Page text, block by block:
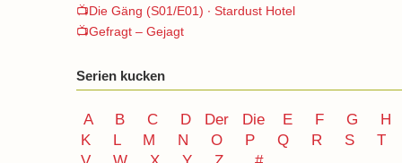
📺Die Gäng (S01/E01) ∙ Stardust Hotel
📺Gefragt – Gejagt
Serien kucken
A B C D Der Die E F G
H
K
L M N O P Q R S
T